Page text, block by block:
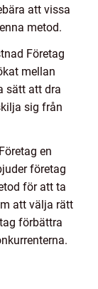
att vissa
metod.
Företag
mellan
sätt att dra
sig från
en
företag
för att ta
att välja rätt
förbättra